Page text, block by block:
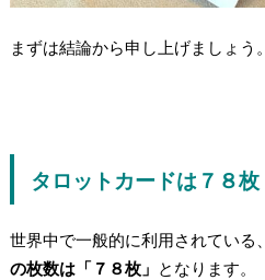
まずは結論から申し上げましょう。
タロットカードは７８枚
世界中で一般的に利用されている、
の枚数は「７８枚」 となります。